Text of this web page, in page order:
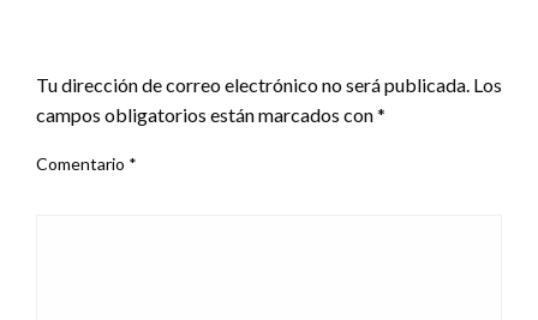
Tu dirección de correo electrónico no será publicada. Los
campos obligatorios están marcados con*
Comentario *